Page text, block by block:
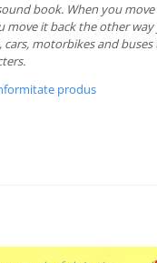
book. When you
move it back the other
cars, motorbikes and
produs